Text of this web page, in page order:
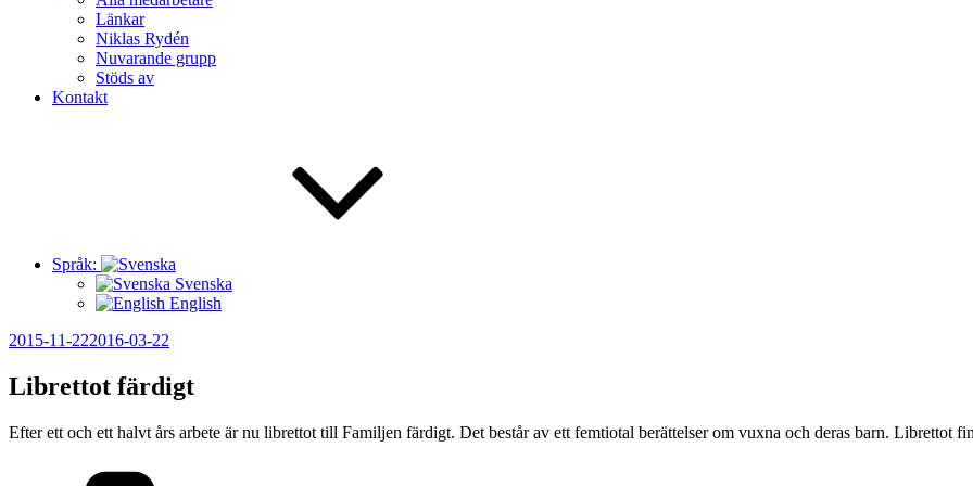
Länkar
Niklas Rydén
Nuvarande grupp
Stöds av
Kontakt
Språk:
Svenska
English
Publicerat
2015-11-222016-03-22
Librettot färdigt
Efter ett och ett halvt års arbete är nu librettot till Familjen färdigt. Det består av ett femtiotal berättelser om vuxna och deras barn. Librettot